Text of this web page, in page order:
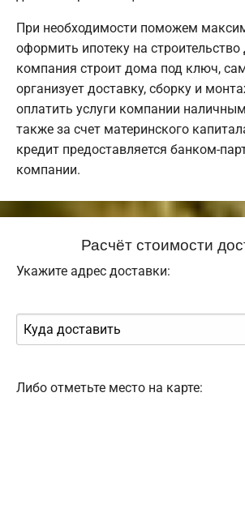
При необходимости поможем
оформить ипотеку на
компания строит дома под ключ,
организует доставку, сборку и
оплатить услуги компании
также за счет материнского
кредит предоставляется банком-
компании.
Расчёт стоимости
Укажите адрес доставки:
Либо отметьте место на карте: